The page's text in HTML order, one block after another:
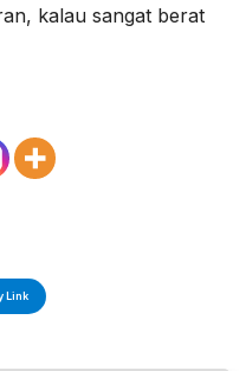
kalau sangat berat
Link